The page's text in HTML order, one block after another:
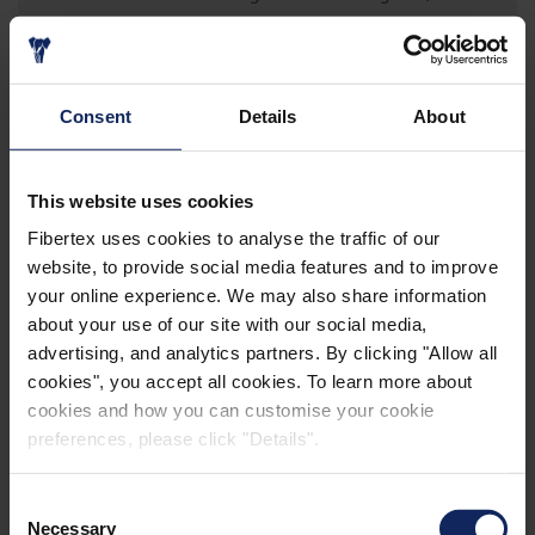
Consent Details About
This website uses cookies
Fibertex uses cookies to analyse the traffic of our
website, to provide social media features and to improve
your online experience. We may also share information
about your use of our site with our social media,
advertising, and analytics partners. By clicking "Allow all
cookies", you accept all cookies. To learn more about
cookies and how you can customise your cookie
preferences, please click "Details".
Necessary
sowie für einen guten Schlaf zu sorgen.
Thermofusionierte
Vliesstoffe, die ebenfalls als
Polyesterwatte bekannt sind, gibt es mit
eine langfristige Haltbarkeit und Belastbarkeit zu
erfüllen.
Spunlace -Vliesstoffe bietet eine ultimative
Weichheit und sehr hohe Einheitlichkeit. Je nach
Kundenanforderung sind verschiedene Gewichte,
Rollenlängen und Breiten erhältlich.